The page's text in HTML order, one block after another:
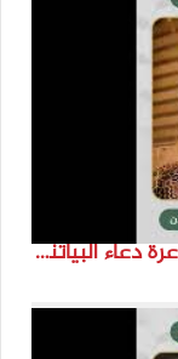
انتماء2021: قصائد لعيون فلسطين، الشاعرة دعاء البياتنة ، الاردن